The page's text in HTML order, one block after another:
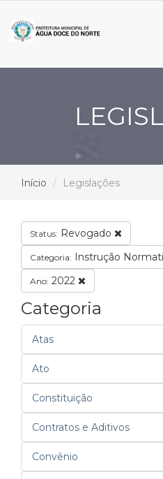
Início Legislações
Status: Revogado
Categoria: Instrução
Ano: 2022
Categoria
Atas
Ato
Constituição
Contratos e Aditivos
Convênio